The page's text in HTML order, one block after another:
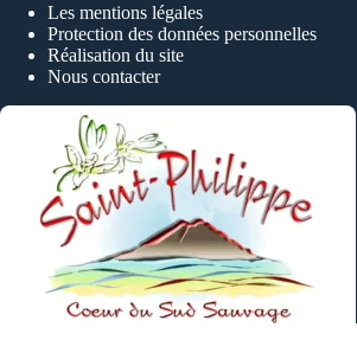
Les mentions légales
Protection des données personnelles
Réalisation du site
Nous contacter